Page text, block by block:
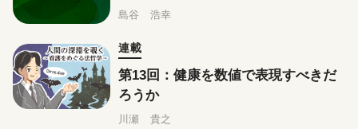
島谷 浩幸
連載
第13回：健康を数値で表現すべきだ
ろうか
川瀬 貴之